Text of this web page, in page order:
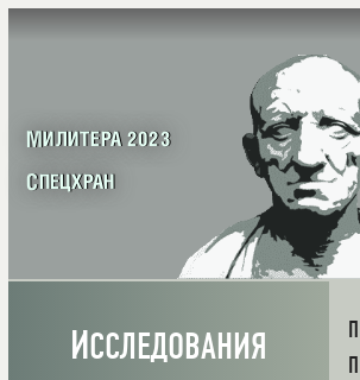
МИЛИТЕРА 2023
СПЕЦХРАН
ИССЛЕДОВАНИЯ